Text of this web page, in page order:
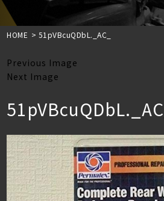
HOME > 51pVBcuQDbL._AC_
Previous Image
Next Image
51pVBcuQDbL._AC_